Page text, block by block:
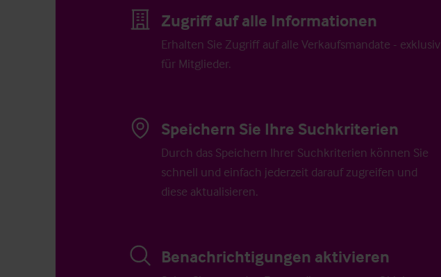
Zugriff auf alle Informationen
Erhalten Sie Zugriff auf alle Verkaufsmandate - exklusiv
für Mitglieder.
Speichern Sie Ihre Suchkriterien
Durch das Speichern Ihrer Suchkriterien können Sie
schnell und einfach jederzeit darauf zugreifen und
diese aktualisieren.
Benachrichtigungen aktivieren